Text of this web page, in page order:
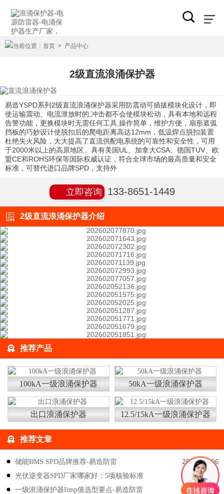
当前位置： 首页 > 产品中心
2级直流浪涌保护器
易造YSPD系列2级直流浪涌保护器采用防震动可插拔模块化设计，即
使运输震动、电流泄放时的,冲击都不会使模块松动，具有本地和远程
告警功能，更换模块时无需任何工具,操作简单，维护方便，扇形遮弧
挡板的巧妙设计使脱扣后的爬电距离高达12mm，低温焊点脱扣装置
杜绝失火风险，大大提高了直流供配电系统的可靠性和安全性，可用
于2000米以上的高原地区。具有美国UL、加拿大CSA、德国TUV、欧
盟CE和ROHS环保等国际权威认证，符合全球市场的最高质量和安全
标准，可替代进口品牌SPD，支持外
立即咨询 133-8651-1449
2级直流浪涌保护器介绍
推荐产品
100kA一级浪涌保护器 50kA一级浪涌保护器
出口浪涌保护器 12.5/15kA一级浪涌保护器
推荐文章
2026-08-06
储能BMS SPD品牌推荐-易造防雷
2026-08-05
光伏逆变器SPD厂家哪家好：5项核验标准
2026-07-29
一级浪涌保护器Iimp值选型要点-易造防雷